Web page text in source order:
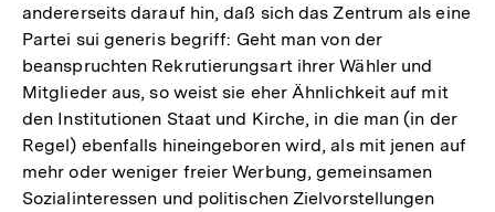
andererseits darauf hin, daß sich das Zentrum als eine
Partei sui generis begriff: Geht man von der
beanspruchten Rekrutierungsart ihrer Wähler und
Mitglieder aus, so weist sie eher Ähnlichkeit auf mit
den Institutionen Staat und Kirche, in die man (in der
Regel) ebenfalls hineingeboren wird, als mit jenen auf
mehr oder weniger freier Werbung, gemeinsamen
Sozialinteressen und politischen Zielvorstellungen